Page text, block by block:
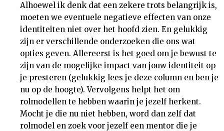
Alhoewel ik denk dat een zekere trots belangrijk is,
moeten we eventuele negatieve effecten van onze
identiteiten niet over het hoofd zien. En gelukkig
zijn er verschillende onderzoeken die ons wat
opties geven. Allereerst is het goed om je bewust te
zijn van de mogelijke impact van jouw identiteit op
je presteren (gelukkig lees je deze column en ben je
nu op de hoogte). Vervolgens helpt het om
rolmodellen te hebben waarin je jezelf herkent.
Mocht je die nu niet hebben, word dan zelf dat
rolmodel en zoek voor jezelf een mentor die je